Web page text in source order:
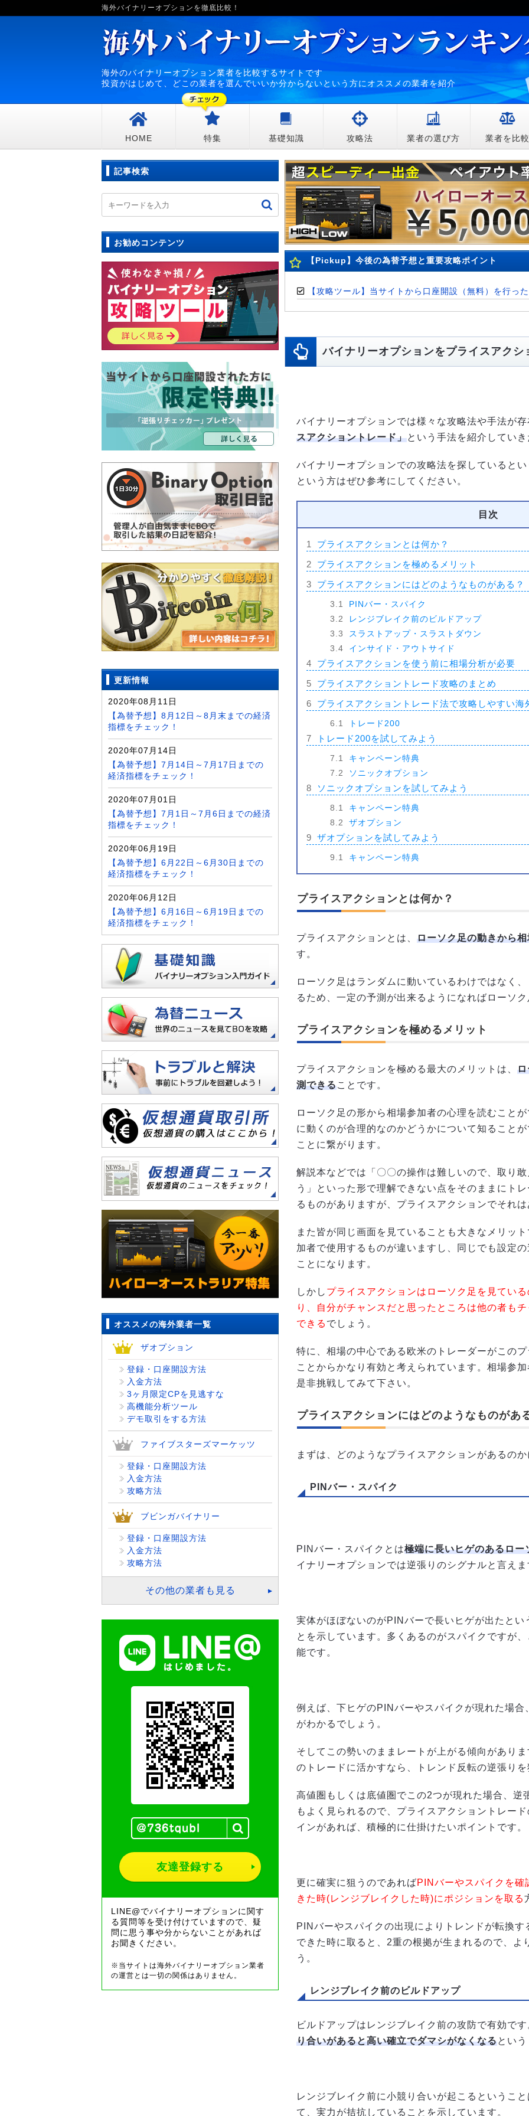
海外バイナリーオプションを徹底比較！
海外のバイナリーオプション業者を比較するサイトです
投資がはじめて、どこの業者を選んでいいか分からないという方にオススメの業者を紹介
HOME 特集 基礎知識 攻略法 業者の選び方 業者を比較
【Pickup】今後の為替予想と重要攻略ポイント
【攻略ツール】当サイトから口座開設（無料）を行っ
バイナリーオプションをプライスアク
バイナリーオプションでは様々な攻略法や手法が
スアクショントレード」という手法を紹介してい
バイナリーオプションでの攻略法を探していると
という方はぜひ参考にしてください。
目次
1
プライスアクションとは何か？
2
プライスアクションを極めるメリット
3
プライスアクションにはどのようなものがある？
3.1
PINバー・スパイク
3.2
レンジブレイク前のビルドアップ
3.3
スラストアップ・スラストダウン
3.4
インサイド・アウトサイド
4
プライスアクションを使う前に相場分析が必要
5
プライスアクショントレード攻略のまとめ
6
プライスアクショントレード法で攻略しやすい海
6.1 トレード200
7 トレード200を試してみよう
7.1
キャンペーン特典
7.2
ソニックオプション
8 ソニックオプションを試してみよう
8.1
キャンペーン特典
8.2
ザオプション
9 ザオプションを試してみよう
9.1 キャンペーン特典
プライスアクションとは何か？
プライスアクションとは、 ローソク足の動きから
す。
ローソク足はランダムに動いているわけではなく
るため、一定の予測が出来るようになればローソ
プライスアクションを極めるメリット
プライスアクションを極める最大のメリットは、 ロ
測できることです。
ローソク足の形から相場参加者の心理を読むこと
に動くのが合理的なのかどうかについて知ること
ことに繋がります。
解説本などでは「〇〇の操作は難しいので、取り
う」といった形で理解できない点をそのままにト
るものがありますが、プライスアクションでそれ
また皆が同じ画面を見ていることも大きなメリッ
加者で使用するものが違いますし、同じでも設定
ことになります。
しかし プライスアクションはローソク足を見てい
り、自分がチャンスだと思ったところは他の者も
できる でしょう。
特に、相場の中心である欧米のトレーダーがこの
ことからかなり有効と考えられています。相場参
是非挑戦してみて下さい。
プライスアクションにはどのようなものがあ
まずは、どのようなプライスアクションがあるの
PINバー・スパイク
PINバー・スパイクとは極端に長いヒゲのあるロー
イナリーオプションでは逆張りのシグナルと言え
実体がほぼないのがPINバーで長いヒゲが出たと
とを示しています。多くあるのがスパイクですが
能です。
例えば、下ヒゲのPINバーやスパイクが現れた場
がわかるでしょう。
そしてこの勢いのままレートが上がる傾向があり
のトレードに活かすなら、トレンド反転の逆張り
高値圏もしくは底値圏でこの2つが現れた場合、逆
もよく見られるので、プライスアクショントレー
インがあれば、積極的に仕掛けたいポイントです。
更に確実に狙うのであればPINバーやスパイクを
きた時(レンジブレイクした時)にポジションを取る
PINバーやスパイクの出現によりトレンドが転換
できた時に取ると、2重の根拠が生まれるので、よ
う。
レンジブレイク前のビルドアップ
ビルドアップはレンジブレイク前の攻防で有効で
り合いがあると高い確立でダマシがなくなるとい
レンジブレイク前に小競り合いが起こるというこ
て、実力が拮抗していることを示しています。
記事検索
お勧めコンテンツ
更新情報
2020年08月11日
【為替予想】8月12日～8月末までの経済
指標をチェック！
2020年07月14日
【為替予想】7月14日～7月17日までの
経済指標をチェック！
2020年07月01日
【為替予想】7月1日～7月6日までの経済
指標をチェック！
2020年06月19日
【為替予想】6月22日～6月30日までの
経済指標をチェック！
2020年06月12日
【為替予想】6月16日～6月19日までの
経済指標をチェック！
オススメの海外業者一覧
ザオプション
登録・口座開設方法
入金方法
3ヶ月限定CPを見逃すな
高機能分析ツール
デモ取引をする方法
ファイブスターズマーケッツ
登録・口座開設方法
入金方法
攻略方法
ブビンガバイナリー
登録・口座開設方法
入金方法
攻略方法
その他の業者も見る
友達登録する
LINE@でバイナリーオプションに関す
る質問等を受け付けていますので、疑
問に思う事や分からないことがあれば
お聞きください。
※当サイトは海外バイナリーオプション業者
の運営とは一切の関係はありません。